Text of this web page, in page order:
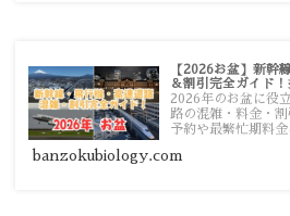
【2026お盆】新幹
＆割引完全ガイド
2026年のお盆に役
路の混雑・料金・
予約や最繁忙期料
い移動方法を分か
banzokubiology.com